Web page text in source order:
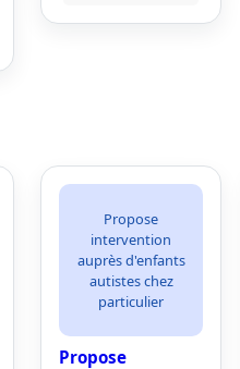
Propose
intervention
auprès d'enfants
autistes chez
particulier
Propose